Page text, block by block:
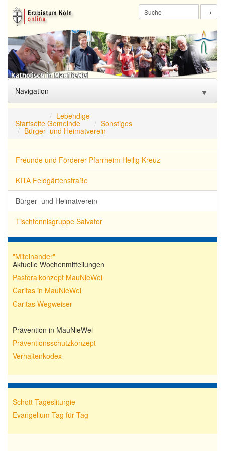
→
Navigation ▼
Aktuelles
Lebendige
Gemeinde
Familien-
zentrum
Begleitung/
Seelsorge
Über uns ▼
Ihre Mithilfe
Gottesdienste
Kontakt
Veranstaltungen
Archiv
Startseite
Lebendige
Gemeinde Sonstiges
Bürger- und Heimatverein
Freunde und Förderer Pfarrheim Heilig Kreuz
KITA Feldgärtenstraße
Bürger- und Heimatverein
Tischtennisgruppe Salvator
"Miteinander"
Aktuelle Wochenmitteilungen
Pastoralkonzept MauNieWei
Caritas in MauNieWei
Caritas Wegweiser
Prävention in MauNieWei
Präventionsschutzkonzept
Verhaltenkodex
Schott Tagesliturgie
Evangelium Tag für Tag